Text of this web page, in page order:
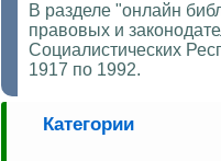
В разделе "онлайн
правовых и
Социалистических
1917 по 1992.
Категории